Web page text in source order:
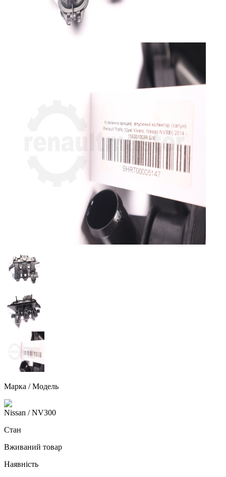
Марка / Модель
Nissan / NV300
Стан
Вживаний товар
Наявність